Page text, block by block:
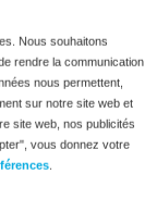
Nous souhaitons
rendre la communication
nous permettent,
sur notre site web et
site web, nos publicités
vous donnez votre
Low
mieux
vos
les